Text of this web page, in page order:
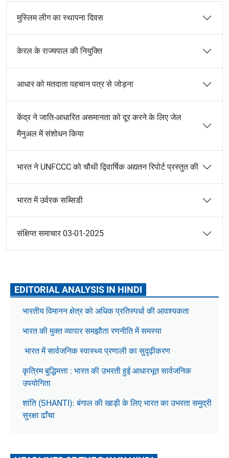
मुस्लिम लीग का स्थापना दिवस
केरल के राज्यपाल की नियुक्ति
आधार को मतदाता पहचान पत्र से जोड़ना
केंद्र ने जाति-आधारित असमानता को दूर करने के लिए जेल
मैनुअल में संशोधन किया
भारत ने UNFCCC को चौथी द्विवार्षिक अद्यतन रिपोर्ट प्रस्तुत की
भारत में उर्वरक सब्सिडी
संक्षिप्त समाचार 03-01-2025
EDITORIAL ANALYSIS IN HINDI
भारतीय विमानन क्षेत्र को अधिक प्रतिस्पर्धा की आवश्यकता
भारत की मुक्त व्यापार समझौता रणनीति में समस्या
भारत में सार्वजनिक स्वास्थ्य प्रणाली का सुदृढ़ीकरण
कृत्रिम बुद्धिमत्ता : भारत की उभरती हुई आधारभूत सार्वजनिक
उपयोगिता
शांति (SHANTI): बंगाल की खाड़ी के लिए भारत का उभरता समुद्री
सुरक्षा ढाँचा